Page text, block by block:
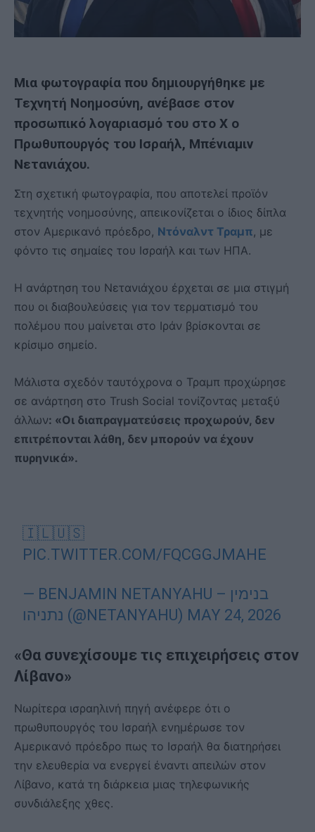
Μια φωτογραφία που δημιουργήθηκε με
Τεχνητή Νοημοσύνη, ανέβασε στον
προσωπικό λογαριασμό του στο Χ ο
Πρωθυπουργός του Ισραήλ, Μπένιαμιν
Νετανιάχου.
Στη σχετική φωτογραφία, που αποτελεί προϊόν
τεχνητής νοημοσύνης, απεικονίζεται ο ίδιος δίπλα
στον Αμερικανό πρόεδρο, Ντόναλντ Τραμπ, με
φόντο τις σημαίες του Ισραήλ και των ΗΠΑ.
Η ανάρτηση του Νετανιάχου έρχεται σε μια στιγμή
που οι διαβουλεύσεις για τον τερματισμό του
πολέμου που μαίνεται στο Ιράν βρίσκονται σε
κρίσιμο σημείο.
Μάλιστα σχεδόν ταυτόχρονα ο Τραμπ προχώρησε
σε ανάρτηση στο Trush Social τονίζοντας μεταξύ
άλλων: «Οι διαπραγματεύσεις προχωρούν, δεν
επιτρέπονται λάθη, δεν μπορούν να έχουν
πυρηνικά».
🇮🇱🇺🇸
PIC.TWITTER.COM/FQCGGJMAHE
— BENJAMIN NETANYAHU – בנימין
נתניהו (@NETANYAHU) MAY 24, 2026
«Θα συνεχίσουμε τις επιχειρήσεις στον
Λίβανο»
Νωρίτερα ισραηλινή πηγή ανέφερε ότι ο
πρωθυπουργός του Ισραήλ ενημέρωσε τον
Αμερικανό πρόεδρο πως το Ισραήλ θα διατηρήσει
την ελευθερία να ενεργεί έναντι απειλών στον
Λίβανο, κατά τη διάρκεια μιας τηλεφωνικής
συνδιάλεξης χθες.